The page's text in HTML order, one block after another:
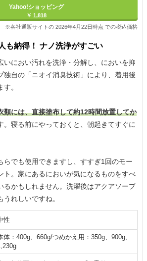
Yahoo!ショッピング
￥ 1,818
※各社通販サイトの 2026年4月22日時点 での税込価格
も納得！ ナノ洗浄がすごい
いにおい汚れを洗浄・分解し、においを抑
独自の「ニオイ消臭技術」により、着用後
。
類には、直接塗布して約12時間放置してか
。寝る前にやっておくと、朝起きてすぐに
らでも使用できますし、すすぎ1回のモー
ト。家にあるにおいが気になるものをすべ
るかもしれません。洗濯後はアクアソープ
れしいですね。
性
体：400g、660g/つめかえ用：350g、900g、